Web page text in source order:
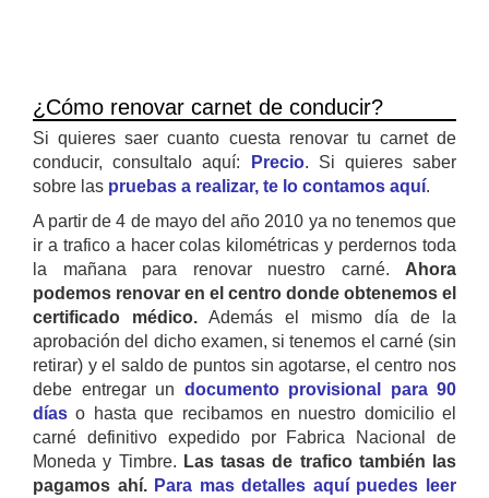
¿Cómo renovar carnet de conducir?
Si quieres saer cuanto cuesta renovar tu carnet de
conducir, consultalo aquí:
Precio. Si quieres saber
sobre las pruebas a realizar, te lo contamos aquí.
A partir de 4 de mayo del año 2010 ya no tenemos que
ir a trafico a hacer colas kilométricas y perdernos toda
la mañana para renovar nuestro carné. Ahora
podemos renovar en el centro donde obtenemos el
certificado médico. Además el mismo día de la
aprobación del dicho examen, si tenemos el carné (sin
retirar) y el saldo de puntos sin agotarse, el centro nos
debe entregar un documento provisional para 90
días o hasta que recibamos en nuestro domicilio el
carné definitivo expedido por Fabrica Nacional de
Moneda y Timbre. Las tasas de trafico también las
pagamos ahí. Para mas detalles aquí puedes leer